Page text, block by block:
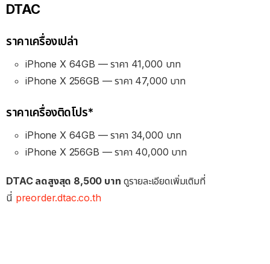
DTAC
ราคาเครื่องเปล่า
iPhone X 64GB — ราคา 41,000 บาท
iPhone X 256GB — ราคา 47,000 บาท
ราคาเครื่องติดโปร*
iPhone X 64GB — ราคา 34,000 บาท
iPhone X 256GB — ราคา 40,000 บาท
DTAC ลดสูงสุด 8,500 บาท ดูรายละเอียดเพิ่มเติมที่
นี่ preorder.dtac.co.th